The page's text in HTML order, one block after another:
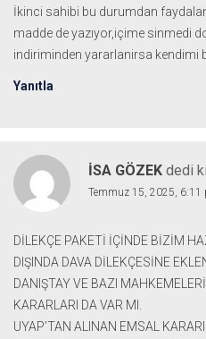
İkinci sahibi bu durumdan
madde de yazıyor,içime sinmedi
indiriminden yararlanirsa kendimi
Yanıtla
İSA GÖZEK dedi
Temmuz 15, 2025, 6:11
DİLEKÇE PAKETİ İÇİNDE BİZİM
DIŞINDA DAVA DİLEKÇESİNE
DANIŞTAY VE BAZI
KARARLARI DA VAR MI.
UYAP’TAN ALINAN EMSAL